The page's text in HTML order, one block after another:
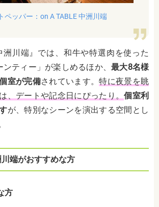
ペッパー：on A TABLE 中洲川端
洲川端』では、和牛や特選肉を使った
ンティー」が楽しめるほか、最大8名様
室が完備されています。特に夜景を眺
、デートや記念日にぴったり。個室利
が、特別なシーンを演出する空間とし
川端がおすすめな方
方